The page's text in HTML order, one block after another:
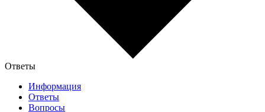
Ответы
Информация
Ответы
Вопросы